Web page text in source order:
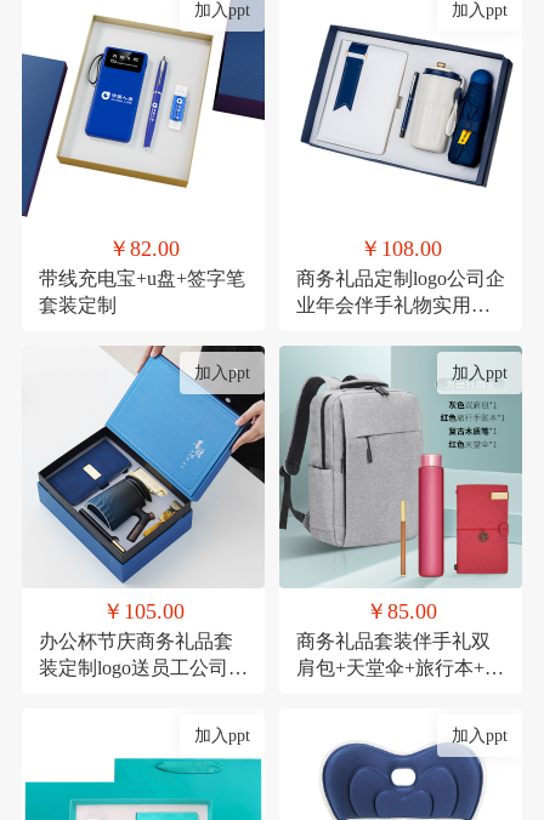
加入ppt
￥82.00
带线充电宝+u盘+签字笔
套装定制
加入ppt
￥108.00
商务礼品定制logo公司企
业年会伴手礼物实用高
加入ppt
￥105.00
办公杯节庆商务礼品套
装定制logo送员工公司周
加入ppt
￥85.00
商务礼品套装伴手礼双
肩包+天堂伞+旅行本+木
加入ppt 加入ppt